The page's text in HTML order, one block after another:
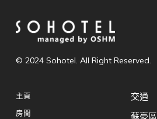
© 2024 Sohotel. All Right Reserved.
主頁
房間
交通
蘇豪區